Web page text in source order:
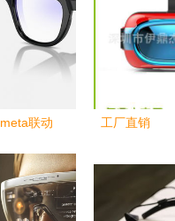
meta联动
新智能眼镜
携带超广角
工厂直销
VR眼镜定